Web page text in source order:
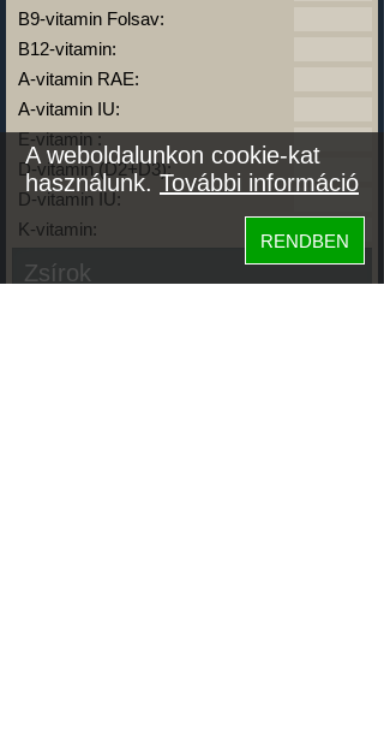
B9-vitamin Folsav:
B12-vitamin:
A-vitamin RAE:
A-vitamin IU:
E-vitamin :
D-vitamin (D2+D3):
D-vitamin IU:
K-vitamin:
Zsírok
A weboldalunkon cookie-kat
használunk.További információ
RENDBEN